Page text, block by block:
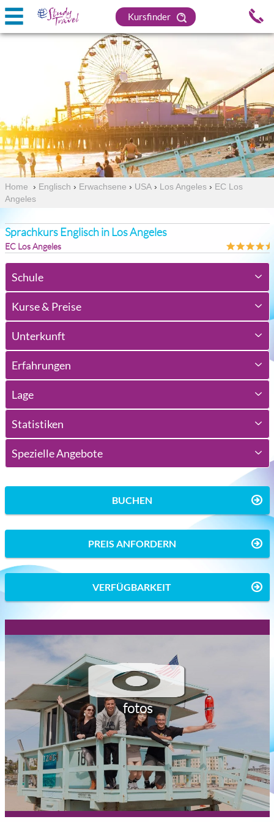
Kursfinder
Home › Englisch › Erwachsene › USA › Los Angeles › EC Los
Angeles
Sprachkurs Englisch in Los Angeles
EC Los Angeles
Schule
Kurse & Preise
Unterkunft
Erfahrungen
Lage
Statistiken
Spezielle Angebote
BUCHEN
PREIS ANFORDERN
VERFÜGBARKEIT
fotos